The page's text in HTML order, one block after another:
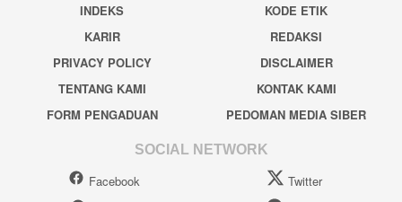
INDEKS
KODE ETIK
KARIR
REDAKSI
PRIVACY POLICY
DISCLAIMER
TENTANG KAMI
KONTAK KAMI
FORM PENGADUAN
PEDOMAN MEDIA SIBER
SOCIAL NETWORK
Facebook
Twitter